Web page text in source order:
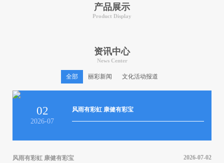
产品展示
Product Display
资讯中心
News Center
全部 丽彩新闻 文化活动报道
02
2026-07
风雨有彩虹 康健有彩宝
风雨有彩虹 康健有彩宝 2026-07-02